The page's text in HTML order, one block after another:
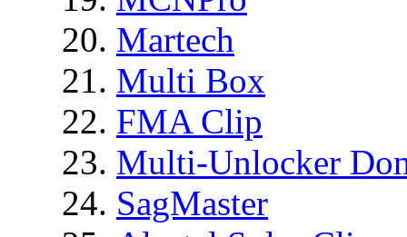
Martech
Multi Box
FMA Clip
Multi-Unlocker
SagMaster